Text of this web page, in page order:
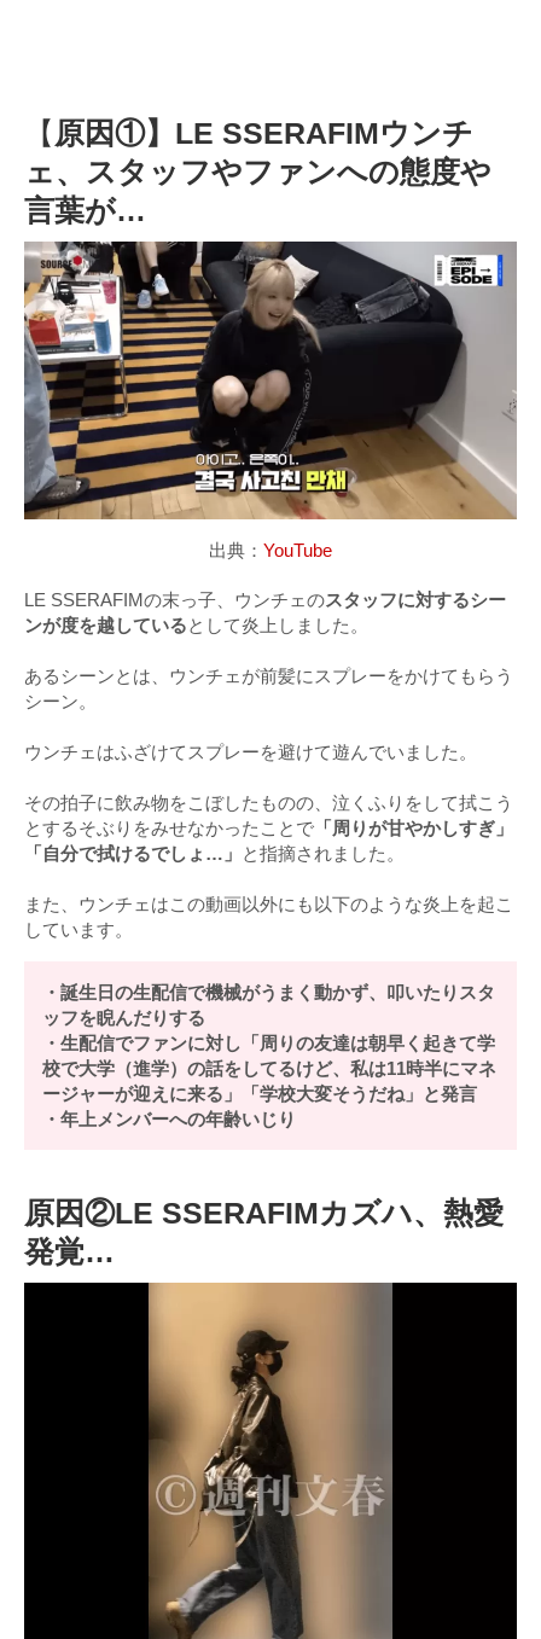
【 原因①】LE SSERAFIMウンチ
ェ、スタッフやファンへの態度や
言葉が…
出典： YouTube
LE SSERAFIMの末っ子、ウンチェのスタッフに対するシー
ンが度を越しているとして炎上しました。
あるシーンとは、ウンチェが前髪にスプレーをかけてもらう
シーン。
ウンチェはふざけてスプレーを避けて遊んでいました。
その拍子に飲み物をこぼしたものの、泣くふりをして拭こう
とするそぶりをみせなかったことで 「周りが甘やかしすぎ」
「自分で拭けるでしょ…」 と指摘されました。
また、ウンチェはこの動画以外にも以下のような炎上を起こ
しています。
・誕生日の生配信で機械がうまく動かず、叩いたりスタ
ッフを睨んだりする
・生配信でファンに対し「周りの友達は朝早く起きて学
校で大学（進学）の話をしてるけど、私は11時半にマネ
ージャーが迎えに来る」「学校大変そうだね」と発言
・年上メンバーへの年齢いじり
原因②LE SSERAFIMカズハ、熱愛
発覚…